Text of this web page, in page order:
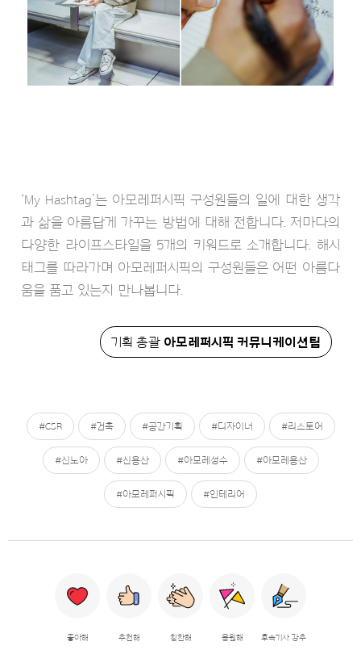
‘My Hashtag’는 아모레퍼시픽 구성원들의 일에 대한 생각
과 삶을 아름답게 가꾸는 방법에 대해 전합니다. 저마다의
다양한 라이프스타일을 5개의 키워드로 소개합니다. 해시
태그를 따라가며 아모레퍼시픽의 구성원들은 어떤 아름다
움을 품고 있는지 만나봅니다.
기획 총괄 아모레퍼시픽 커뮤니케이션팀
#CSR #건축 #공간기획 #디자이너 #리스토어
#신노아 #신용산 #아모레성수 #아모레용산
#아모레퍼시픽 #인테리어
좋아해 추천해 칭찬해 응원해 후속기사 강추